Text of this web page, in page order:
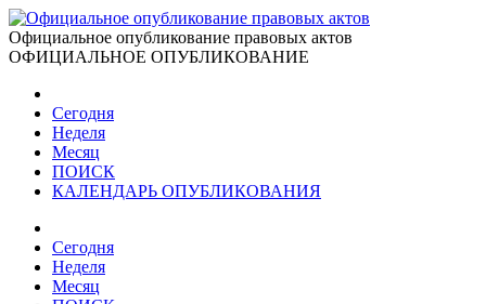
Официальное опубликование правовых актов
ОФИЦИАЛЬНОЕ ОПУБЛИКОВАНИЕ
Сегодня
Неделя
Месяц
ПОИСК
КАЛЕНДАРЬ ОПУБЛИКОВАНИЯ
Сегодня
Неделя
Месяц